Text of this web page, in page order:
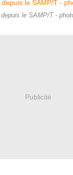
le SAMP/T -
Publicité